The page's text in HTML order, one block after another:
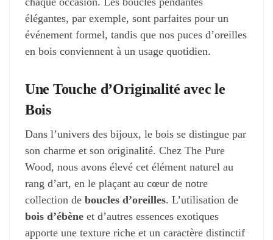
élégantes, par exemple, sont parfaites pour un
événement formel, tandis que nos puces d’oreilles
en bois conviennent à un usage quotidien.
Une Touche d’Originalité avec le
Bois
Dans l’univers des bijoux, le bois se distingue par
son charme et son originalité. Chez The Pure
Wood, nous avons élevé cet élément naturel au
rang d’art, en le plaçant au cœur de notre
collection de boucles d’oreilles. L’utilisation de
bois d’ébène et d’autres essences exotiques
apporte une texture riche et un caractère distinctif